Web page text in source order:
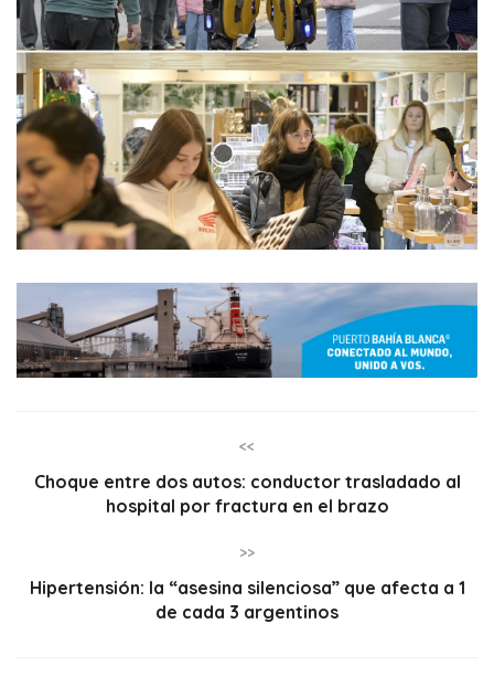
<<
Choque entre dos autos: conductor trasladado al
hospital por fractura en el brazo
>>
Hipertensión: la “asesina silenciosa” que afecta a 1
de cada 3 argentinos